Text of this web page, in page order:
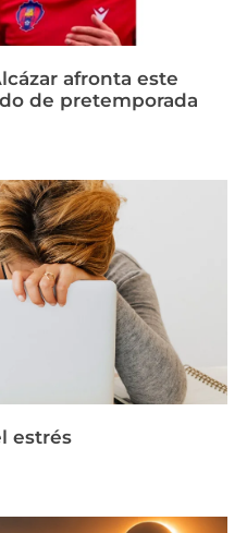
afronta este
de pretemporada
estrés